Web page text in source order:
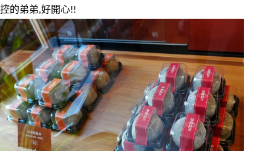
控的弟弟,好開心!!